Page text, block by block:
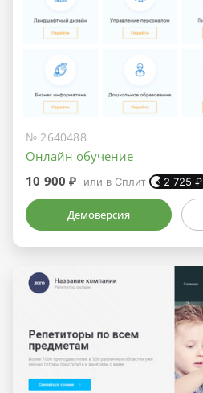
№ 2640488
Онлайн обучение
10 900 ₽
или в Сплит 2 725 ₽
Демоверсия